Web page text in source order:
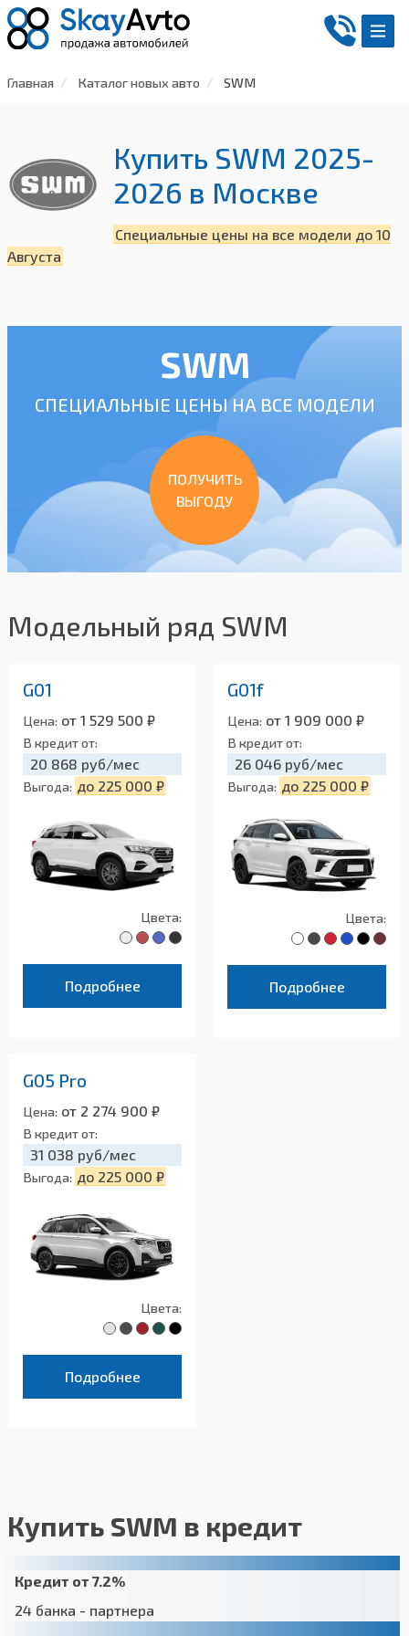
Главная Каталог новых авто SWM
Купить SWM 2025-
2026 в Москве
Специальные цены на все модели до 10
Августа
SWM
СПЕЦИАЛЬНЫЕ ЦЕНЫ НА ВСЕ МОДЕЛИ
ПОЛУЧИТЬ
ВЫГОДУ
Модельный ряд SWM
G01
Цена: от 1 529 500 ₽
В кредит от:
20 868 руб/мес
Выгода: до 225 000 ₽
Цвета:
Подробнее
G01f
Цена: от 1 909 000 ₽
В кредит от:
26 046 руб/мес
Выгода: до 225 000 ₽
Цвета:
Подробнее
G05 Pro
Цена: от 2 274 900 ₽
В кредит от:
31 038 руб/мес
Выгода: до 225 000 ₽
Цвета:
Подробнее
Купить SWM в кредит
Кредит от 7.2%
24 банка - партнера